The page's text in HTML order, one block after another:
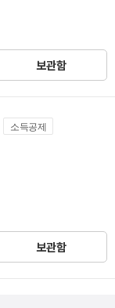
보관함
소득공제
보관함